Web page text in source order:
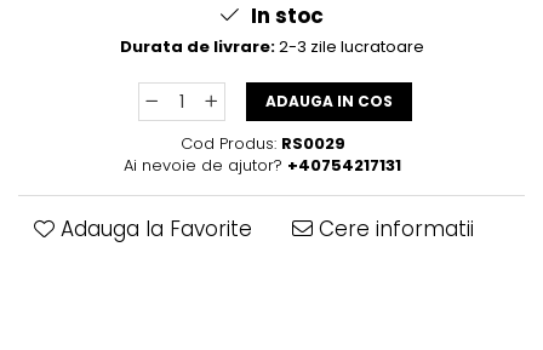
In stoc
Durata de livrare:2-3 zile lucratoare
ADAUGA IN COS
Cod Produs: RS0029
Ai nevoie de ajutor? +40754217131
Adauga la Favorite Cere informatii